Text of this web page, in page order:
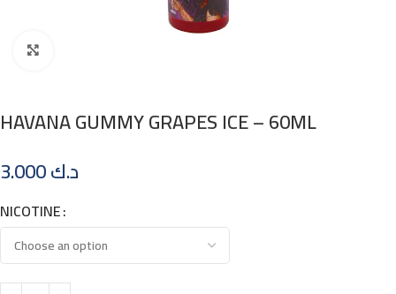
HAVANA GUMMY GRAPES ICE – 60ML
د.ك
NICOTINE